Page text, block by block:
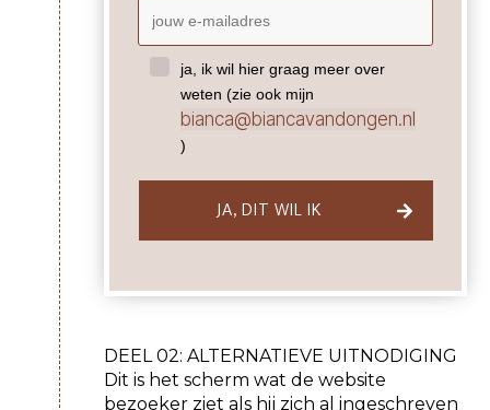
ja, ik wil hier graag meer over
weten (zie ook mijn
bianca@biancavandongen.nl
)
JA, DIT WIL IK
DEEL 02: ALTERNATIEVE UITNODIGING
Dit is het scherm wat de website
bezoeker ziet als hij zich al ingeschreven